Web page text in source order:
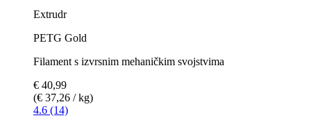
Extrudr
PETG Gold
Filament s izvrsnim mehaničkim svojstvima
€ 40,99
(€ 37,26 / kg)
4.6 (14)